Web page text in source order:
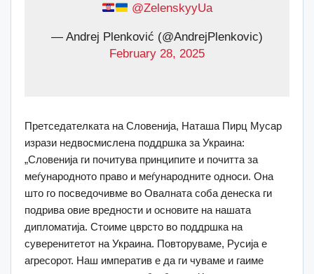
@ZelenskyyUa
— Andrej Plenković (@AndrejPlenkovic)
February 28, 2025
Претседателката на Словенија, Наташа Пирц Мусар
изрази недвосмислена поддршка за Украина:
„Словенија ги почитува принципите и почитта за
меѓународното право и меѓународните односи. Она
што го посведочивме во Овалната соба денеска ги
подрива овие вредности и основите на нашата
дипломатија. Стоиме цврсто во поддршка на
суверенитетот на Украина. Повторуваме, Русија е
агресорот. Наш императив е да ги чуваме и гаиме